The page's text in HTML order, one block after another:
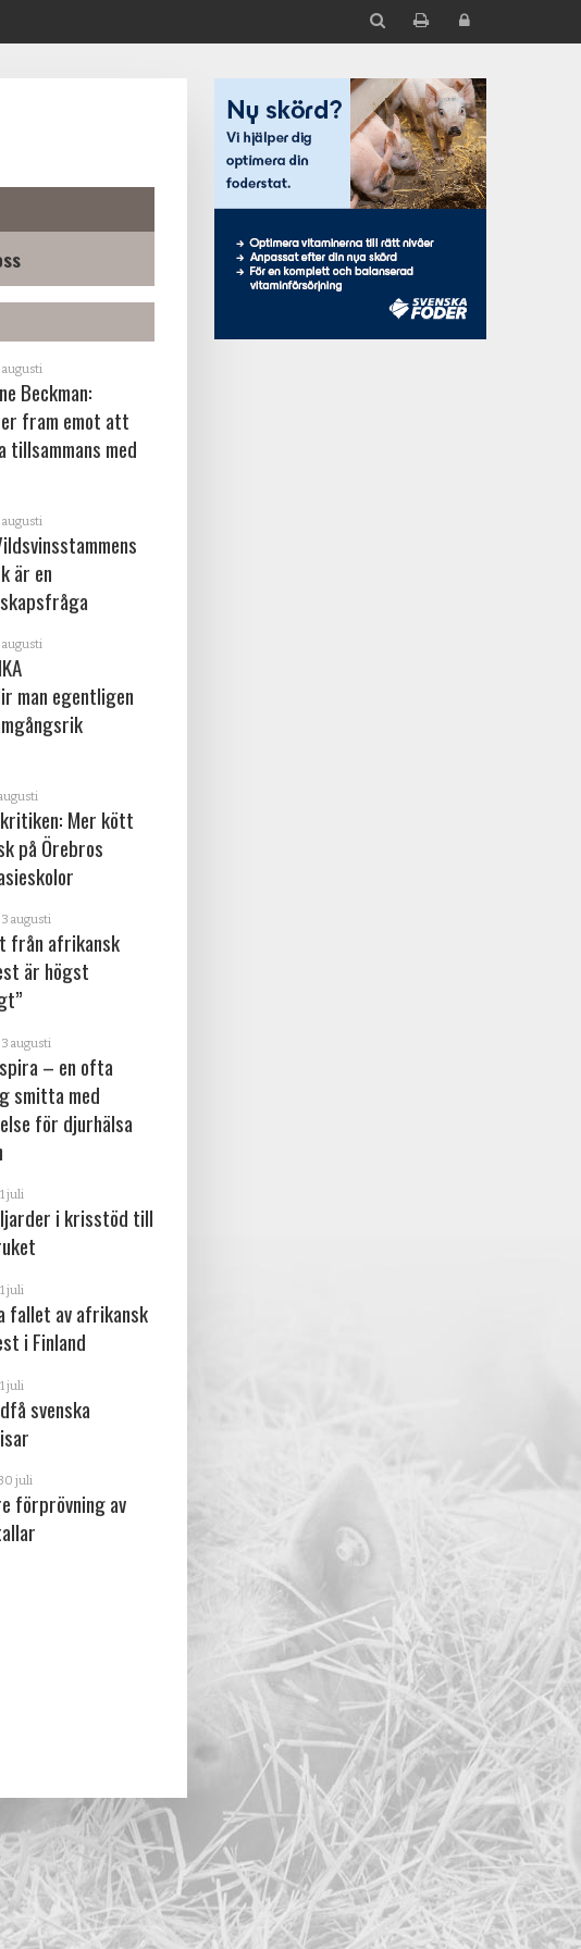
augusti
Beckman:
fram emot att
tillsammans med
augusti
är en
augusti
man egentligen
Mer kött
på Örebros
augusti
från afrikansk
är högst
augusti
– en ofta
smitta med
för djurhälsa
juli
i krisstöd till
juli
fallet av afrikansk
i Finland
juli
svenska
juli
förprövning av